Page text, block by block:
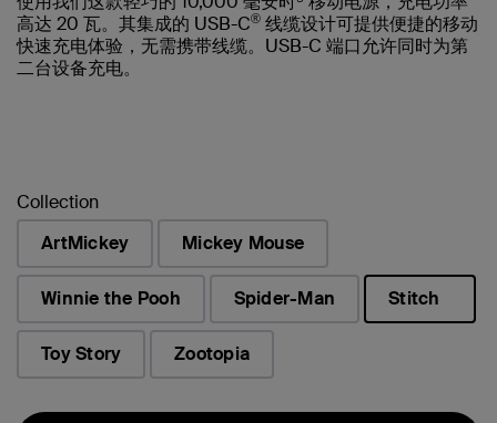
高达 20 瓦。其集成的 USB-C® 线缆设计可提供便捷的移动
快速充电体验，无需携带线缆。USB-C 端口允许同时为第
二台设备充电。
Collection
ArtMickey
Mickey Mouse
Winnie the Pooh Spider-Man
Stitch
Toy Story
Zootopia